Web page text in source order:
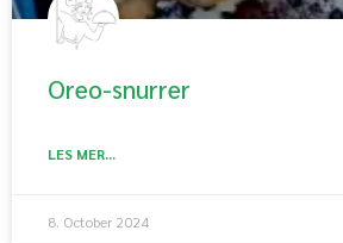
Oreo-snurrer
LES MER...
8. October 2024